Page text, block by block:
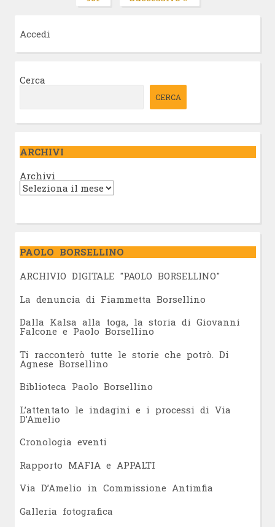
Accedi
Cerca
CERCA
ARCHIVI
Archivi
PAOLO BORSELLINO
ARCHIVIO DIGITALE "PAOLO BORSELLINO"
La denuncia di Fiammetta Borsellino
Dalla Kalsa alla toga, la storia di Giovanni
Falcone e Paolo Borsellino
Ti racconterò tutte le storie che potrò. Di
Agnese Borsellino
Biblioteca Paolo Borsellino
L’attentato le indagini e i processi di Via
D’Amelio
Cronologia eventi
Rapporto MAFIA e APPALTI
Via D’Amelio in Commissione Antimfia
Galleria fotografica